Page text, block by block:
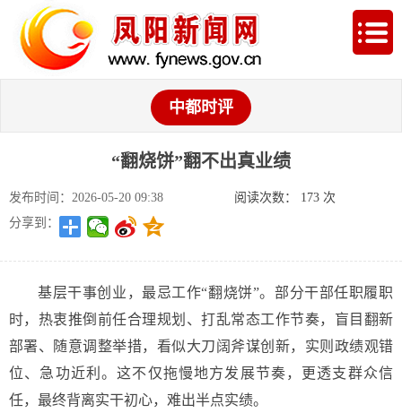
中都时评
“翻烧饼”翻不出真业绩
发布时间：2026-05-20 09:38 阅读次数： 173 次
分享到：
基层干事创业，最忌工作“翻烧饼”。部分干部任职履职
时，热衷推倒前任合理规划、打乱常态工作节奏，盲目翻新
部署、随意调整举措，看似大刀阔斧谋创新，实则政绩观错
位、急功近利。这不仅拖慢地方发展节奏，更透支群众信
任，最终背离实干初心，难出半点实绩。